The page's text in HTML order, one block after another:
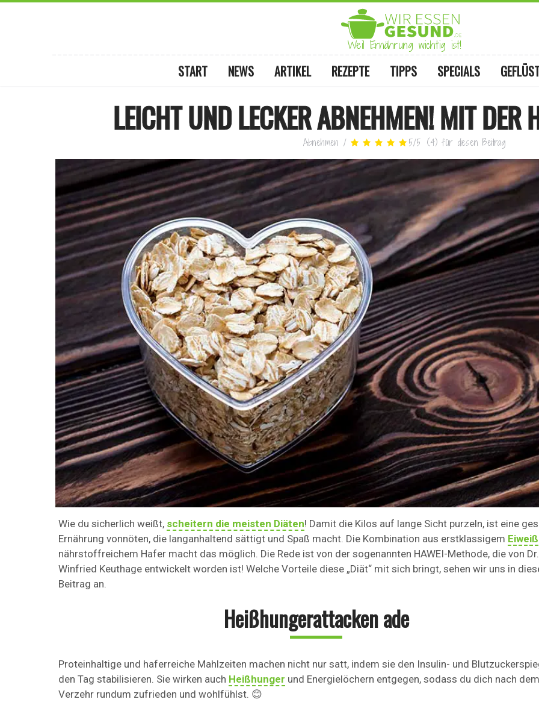
Weil Ernährung wichtig ist!
START NEWS ARTIKEL REZEPTE TIPPS SPECIALS
LEICHT UND LECKER ABNEHMEN! MIT DER
Abnehmen / 5/5 (4) für diesen Beitrag
Wie du sicherlich weißt, scheitern die meisten Diäten! Damit die Kilos auf lange Sicht purzeln, ist eine
Ernährung vonnöten, die langanhaltend sättigt und Spaß macht. Die Kombination aus erstklassigem Eiweiß
nährstoffreichem Hafer macht das möglich. Die Rede ist von der sogenannten HAWEI-Methode, die von
Winfried Keuthage entwickelt worden ist! Welche Vorteile diese „Diät“ mit sich bringt, sehen wir uns in
Beitrag an.
Heißhungerattacken ade
Proteinhaltige und haferreiche Mahlzeiten machen nicht nur satt, indem sie den Insulin- und
den Tag stabilisieren. Sie wirken auch Heißhunger und Energielöchern entgegen, sodass du dich nach dem
Verzehr rundum zufrieden und wohlfühlst. 😊